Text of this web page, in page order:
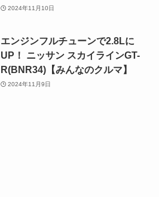
2024年11月10日
エンジンフルチューンで2.8Lに
UP！ ニッサン スカイラインGT-
R(BNR34)【みんなのクルマ】
2024年11月9日